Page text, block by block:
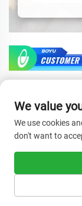
We value
We use cookies
don't want to